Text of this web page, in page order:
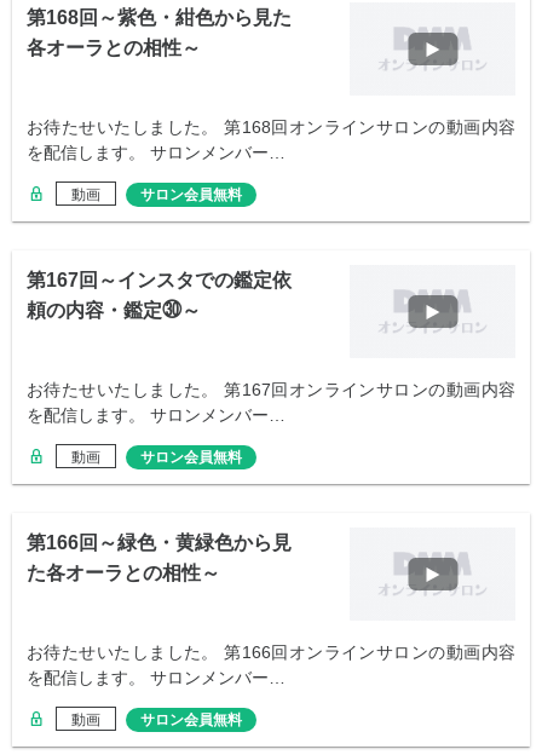
第168回～紫色・紺色から見た
各オーラとの相性～
お待たせいたしました。 第168回オンラインサロンの動画内容
を配信します。 サロンメンバー…
動画 サロン会員無料
第167回～インスタでの鑑定依
頼の内容・鑑定㉚～
お待たせいたしました。 第167回オンラインサロンの動画内容
を配信します。 サロンメンバー…
動画 サロン会員無料
第166回～緑色・黄緑色から見
た各オーラとの相性～
お待たせいたしました。 第166回オンラインサロンの動画内容
を配信します。 サロンメンバー…
動画 サロン会員無料